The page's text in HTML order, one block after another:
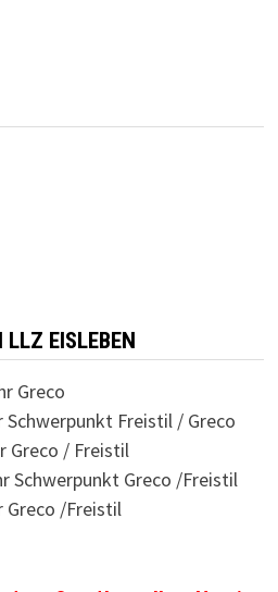
EISLEBEN
Greco
Schwerpunkt Freistil / Greco
Greco / Freistil
Schwerpunkt Greco /Freistil
Greco /Freistil